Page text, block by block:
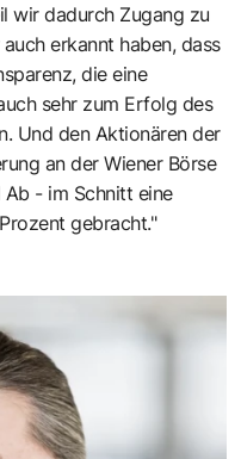
wir dadurch Zugang zu
erkannt haben, dass
die eine
sehr zum Erfolg des
Und den Aktionären der
an der Wiener Börse
- im Schnitt eine
gebracht."